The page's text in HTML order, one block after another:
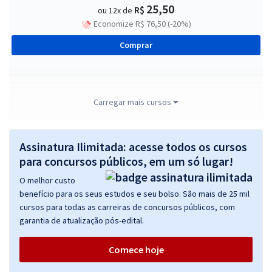
ou 12x de R$ 25,50
Economize R$ 76,50 (-20%)
Comprar
IMBEL - Indústria de Material Bélico do Brasil - Conhecimentos
Humanos
R$ 127,92à vista
ou 12x deR$ 10,66
Economize R$ 31,98 (-20%)
Comprar
IMBEL - Indústria de Material Bélico do Brasil - Conhecimentos
Comuns a Todos os Empregos de Nível Médio
Carregar mais cursos
Assinatura Ilimitada: acesse todos os cursos
para concursos públicos, em um só lugar!
O melhor custo
benefício para os seus estudos e seu bolso. São mais de 25 mil
cursos para todas as carreiras de concursos públicos, com
garantia de atualização pós-edital.
Comece hoje